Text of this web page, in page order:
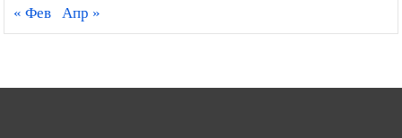
« Фев Апр »